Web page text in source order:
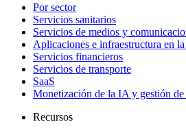
Por sector
Servicios sanitarios
Servicios de medios y
Aplicaciones e infraestructura en
Servicios financieros
Servicios de transporte
SaaS
Monetización de la IA y gestión de
Recursos